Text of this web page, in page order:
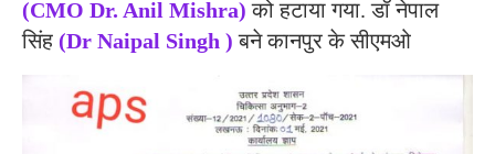
(CMO Dr. Anil Mishra)को हटाया गया. डॉ नेपाल
सिंह (Dr Naipal Singh ) बने कानपुर के सीएमओ